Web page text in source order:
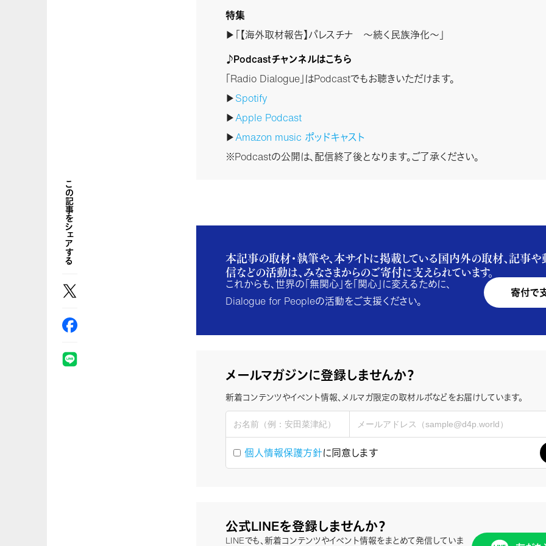
特集
▶「【海外取材報告】パレスチナ ～続く民族浄化～」
♪Podcastチャンネルはこちら
「Radio Dialogue」はPodcastでもお聴きいただけます。
▶Spotify
▶Apple Podcast
▶Amazon music ポッドキャスト
※Podcastの公開は、配信終了後となります。ご了承ください。
本記事の取材・執筆や、本サイトに掲載している国内外の取材、記事
信などの活動は、みなさまからのご寄付に支えられています。
これからも、世界の「無関心」を「関心」に変えるために、
Dialogue for Peopleの活動をご支援ください。
寄付で
メールマガジンに登録しませんか？
新着コンテンツやイベント情報、メルマガ限定の取材ルポなどをお届けしています。
個人情報保護方針に同意します
公式LINEを登録しませんか？
LINEでも、新着コンテンツやイベント情報をまとめて発信していま
この記事をシェアする